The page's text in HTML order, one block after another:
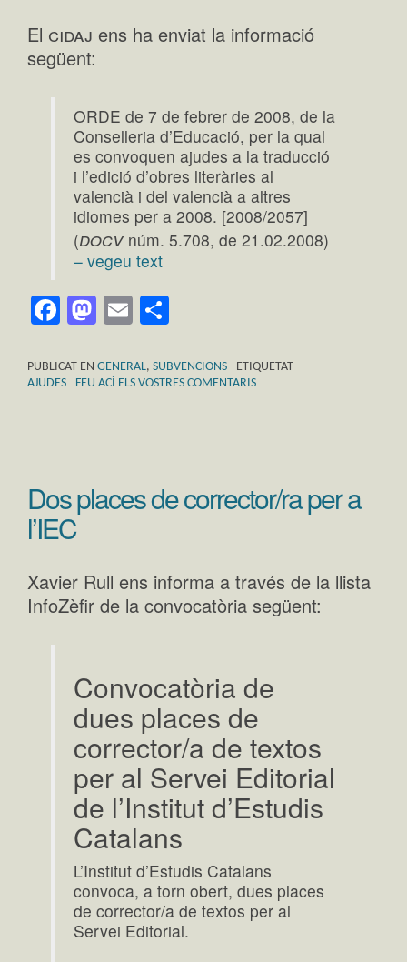
El cidaj ens ha enviat la informació
següent:
ORDE de 7 de febrer de 2008, de la
Conselleria d’Educació, per la qual
es convoquen ajudes a la traducció
i l’edició d’obres literàries al
valencià i del valencià a altres
idiomes per a 2008. [2008/2057]
(docv núm. 5.708, de 21.02.2008)
– vegeu text
Facebook
Mastodon
Email
PUBLICAT EN GENERAL, SUBVENCIONS
ETIQUETAT
AJUDES
FEU ACÍ ELS VOSTRES COMENTARIS
Dos places de corrector/ra per a
l’IEC
Xavier Rull ens informa a través de la llista
InfoZèfir de la convocatòria següent:
Convocatòria de
dues places de
corrector/a de textos
per al Servei Editorial
de l’Institut d’Estudis
Catalans
L’Institut d’Estudis Catalans
convoca, a torn obert, dues places
de corrector/a de textos per al
Servei Editorial.